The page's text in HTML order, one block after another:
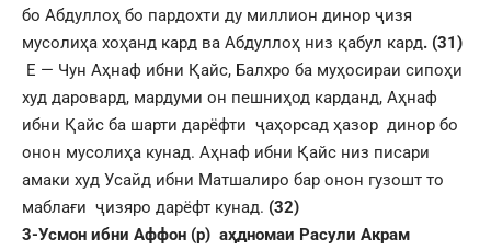
бо Абдуллоҳ бо пардохти ду миллион динор ҷизя
мусолиҳа хоҳанд кард ва Абдуллоҳ низ қабул кард. (31)
Е — Чун Аҳнаф ибни Қайс, Балхро ба муҳосираи сипоҳи
худ даровард, мардуми он пешниҳод карданд, Аҳнаф
ибни Қайс ба шарти дарёфти ҷаҳорсад ҳазор динор бо
онон мусолиҳа кунад. Аҳнаф ибни Қайс низ писари
амаки худ Усайд ибни Матшалиро бар онон гузошт то
маблағи ҷизяро дарёфт кунад. (32)
3-Усмон ибни Аффон (р) аҳдномаи Расули Акрам